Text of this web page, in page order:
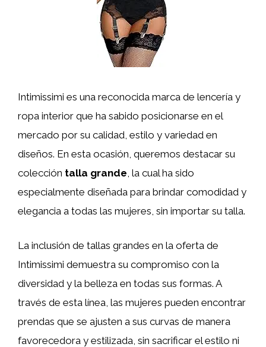
Intimissimi es una reconocida marca de lencería y
ropa interior que ha sabido posicionarse en el
mercado por su calidad, estilo y variedad en
diseños. En esta ocasión, queremos destacar su
colección talla grande, la cual ha sido
especialmente diseñada para brindar comodidad y
elegancia a todas las mujeres, sin importar su talla.
La inclusión de tallas grandes en la oferta de
Intimissimi demuestra su compromiso con la
diversidad y la belleza en todas sus formas. A
través de esta línea, las mujeres pueden encontrar
prendas que se ajusten a sus curvas de manera
favorecedora y estilizada, sin sacrificar el estilo ni